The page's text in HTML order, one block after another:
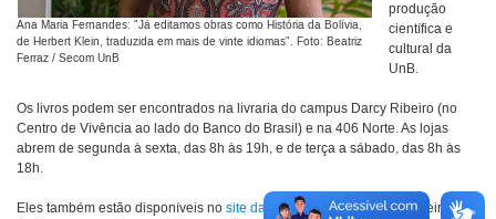
Ana Maria Fernandes: "Já editamos obras como História da Bolívia,
de Herbert Klein, traduzida em mais de vinte idiomas". Foto: Beatriz
Ferraz / Secom UnB
produção
científica e
cultural da
UnB.
Os livros podem ser encontrados na livraria do campus Darcy Ribeiro (no
Centro de Vivência ao lado do Banco do Brasil) e na 406 Norte. As lojas
abrem de segunda à sexta, das 8h às 19h, e de terça a sábado, das 8h às
18h.
Eles também estão disponíveis no site da Editorae em livrarias parceiras. “A